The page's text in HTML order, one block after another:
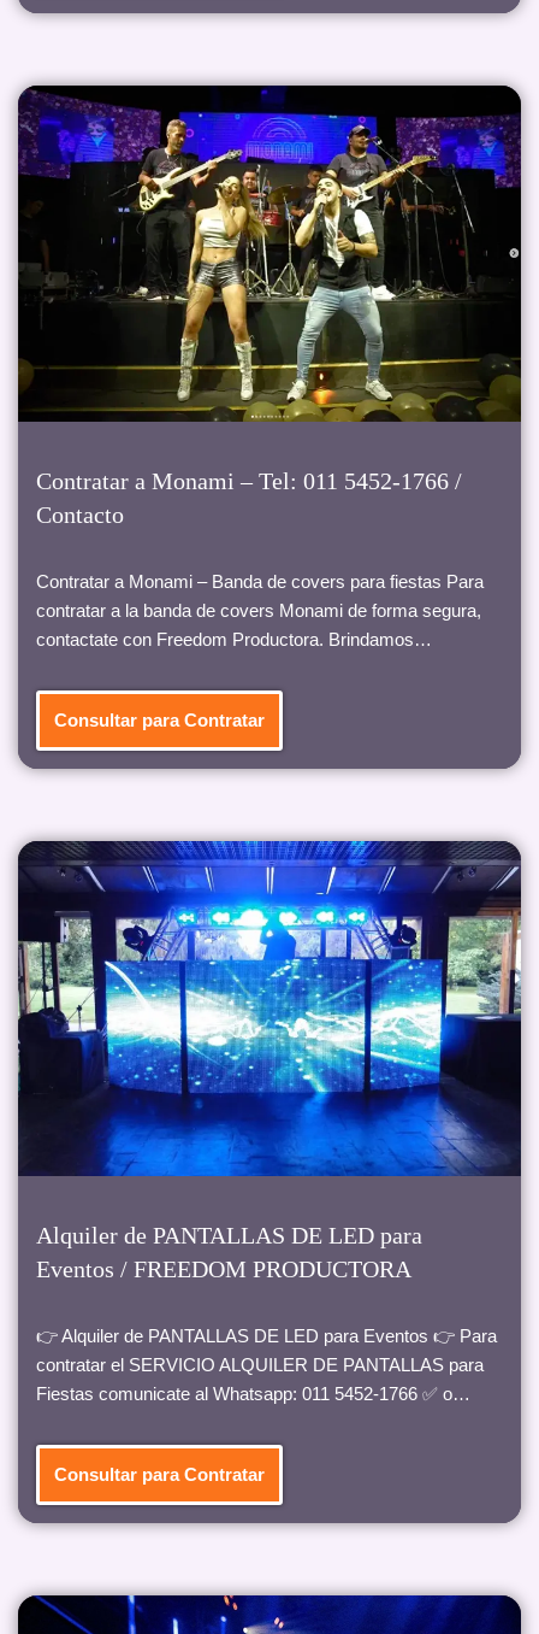
Contratar a Monami – Tel: 011 5452-1766 /
Contacto
Contratar a Monami – Banda de covers para fiestas Para
contratar a la banda de covers Monami de forma segura,
contactate con Freedom Productora. Brindamos…
Consultar para Contratar
Alquiler de PANTALLAS DE LED para
Eventos / FREEDOM PRODUCTORA
👉 Alquiler de PANTALLAS DE LED para Eventos 👉 Para
contratar el SERVICIO ALQUILER DE PANTALLAS para
Fiestas comunicate al Whatsapp: 011 5452-1766 ✅ o…
Consultar para Contratar